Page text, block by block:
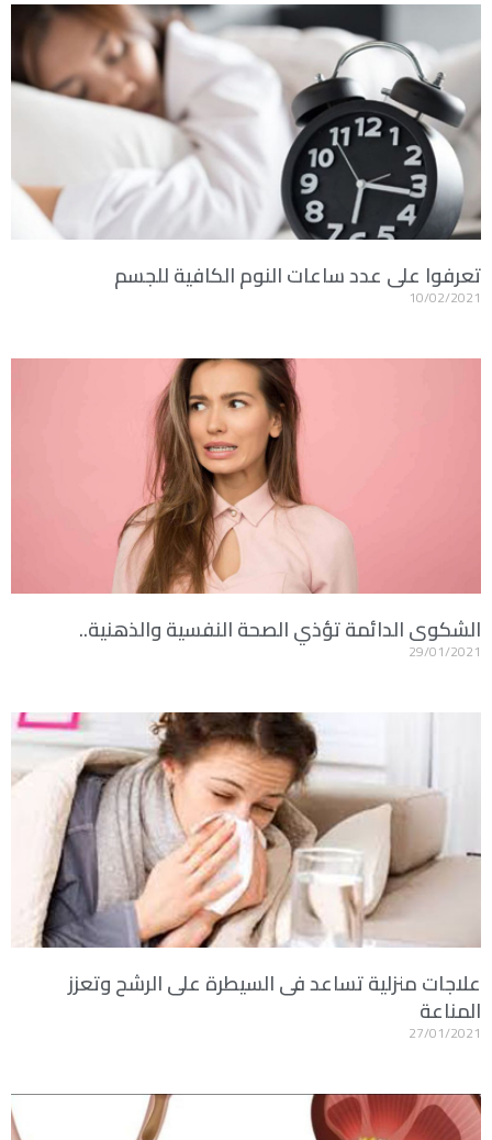
تعرفوا على عدد ساعات النوم الكافية للجسم
10/02/2021
الشكوى الدائمة تؤذي الصحة النفسية والذهنية..
29/01/2021
علاجات منزلية تساعد فى السيطرة على الرشح وتعزز
المناعة
27/01/2021